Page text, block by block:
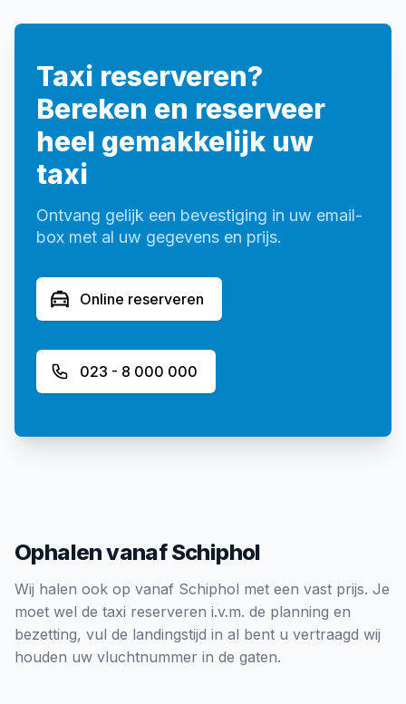
Taxi reserveren?
Bereken en reserveer
heel gemakkelijk uw
taxi
Ontvang gelijk een bevestiging in uw email-
box met al uw gegevens en prijs.
Online reserveren
023 - 8 000 000
Ophalen vanaf Schiphol
Wij halen ook op vanaf Schiphol met een vast prijs. Je
moet wel de taxi reserveren i.v.m. de planning en
bezetting, vul de landingstijd in al bent u vertraagd wij
houden uw vluchtnummer in de gaten.